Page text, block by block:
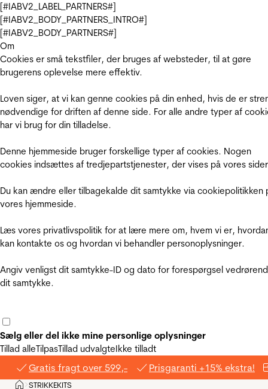
[#IABV2_LABEL_PARTNERS#]
[#IABV2_BODY_PARTNERS_INTRO#]
[#IABV2_BODY_PARTNERS#]
Om
Cookies er små tekstfiler, der bruges af websteder, til at gøre
brugerens oplevelse mere effektiv.
Loven siger, at vi kan genne cookies på din enhed, hvis de er
nødvendige for driften af denne side. For alle andre typer af
har vi brug for din tilladelse.
Denne hjemmeside bruger forskellige typer af cookies. Nogen
cookies indsættes af tredjepartstjenester, der vises på vores
Du kan ændre eller tilbagekalde dit samtykke via cookiepolitikken
vores hjemmeside.
Læs vores privatlivspolitik for at lære mere om, hvem vi er,
kan kontakte os og hvordan vi behandler personoplysninger.
Angiv venligst dit samtykke-ID og dato for forespørgsel
dit samtykke.
Sælg eller del ikke mine personlige oplysninger
Tillad alleTilpasTillad udvalgteIkke tilladt
Gratis fragt over 599,- Prisgaranti +15% ekstra!
Hjem
>STRIKKEKITS